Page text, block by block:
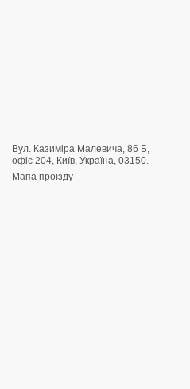
Вул. Казиміра Малевича, 86 Б,
офіс 204, Київ, Україна, 03150.
Мапа проїзду